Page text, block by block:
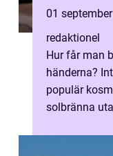
01
redaktionel
Hur får man
händerna?
populär
solbränna